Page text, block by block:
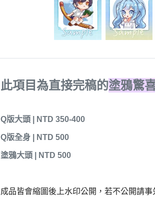
此項目為直接完稿的塗鴉驚
Q版大頭 | NTD 350-400
Q版全身 | NTD 500
塗鴉大頭 | NTD 500
成品皆會縮圖後上水印公開，若不公開請事